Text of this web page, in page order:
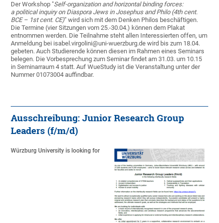
Der Workshop "Self-organization and horizontal binding forces:
a political inquiry on Diaspora Jews in Josephus and Philo (4th cent.
BCE – 1st cent. CE)" wird sich mit dem Denken Philos beschäftigen.
Die Termine (vier Sitzungen vom 25.-30.04.) können dem Plakat
entnommen werden. Die Teilnahme steht allen Interessierten offen, um
Anmeldung bei isabel.virgolini@uni-wuerzburg.de wird bis zum 18.04.
gebeten. Auch Studierende können diesen im Rahmen eines Seminars
belegen. Die Vorbesprechung zum Seminar findet am 31.03. um 10.15
in Seminarraum 4 statt. Auf WueStudy ist die Veranstaltung unter der
Nummer 01073004 auffindbar.
Ausschreibung: Junior Research Group
Leaders (f/m/d)
Würzburg University is looking for